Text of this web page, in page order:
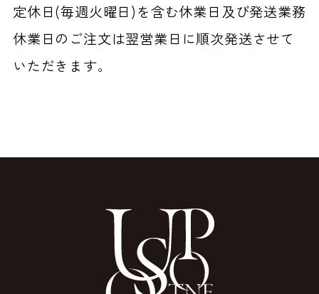
定休日(毎週火曜日)を含む休業日及び発送業務
休業日のご注文は翌営業日に順次発送させて
いただきます。